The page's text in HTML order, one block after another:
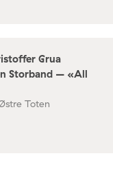
Grua
Storband – «All
Toten